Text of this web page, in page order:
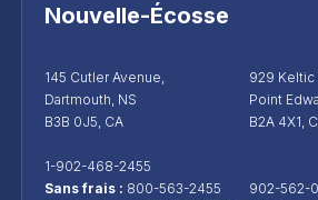
Nouvelle-Écosse
145 Cutler Avenue,
Dartmouth, NS
B3B 0J5, CA
929 Keltic
Point
B2A 4X1,
1-902-468-2455
Sans frais : 800-563-2455
902-562-